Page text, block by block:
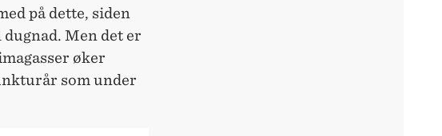
på dette, siden
Men det er
øker
som under